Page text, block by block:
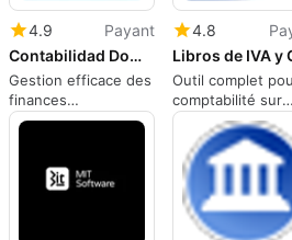
4.9
Payant
Contabilidad Domestica MasPC
Gestion efficace des
finances
domestiques
4.8
Outil complet
comptabilité sur
Windows